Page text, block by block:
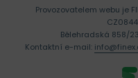
Provozovatelem webu je
Bělehradská 858/
Kontaktní e-mail: